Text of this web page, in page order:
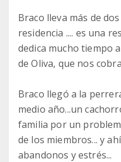
Braco lleva más de
residencia .... es una
dedica mucho tiempo
de Oliva, que nos
Braco llegó a la
medio año...un
familia por un
de los miembros... y
abandonos y estrés...